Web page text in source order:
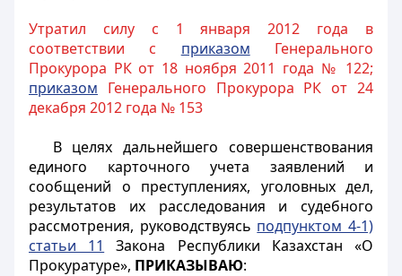
Утратил силу с 1 января 2012 года в
соответствии с приказом Генерального
Прокурора РК от 18 ноября 2011 года № 122;
приказом Генерального Прокурора РК от 24
декабря 2012 года № 153
В целях дальнейшего совершенствования
единого карточного учета заявлений и
сообщений о преступлениях, уголовных дел,
результатов их расследования и судебного
рассмотрения, руководствуясь подпунктом 4-1)
статьи 11
Закона Республики Казахстан «О
Прокуратуре», ПРИКАЗЫВАЮ: